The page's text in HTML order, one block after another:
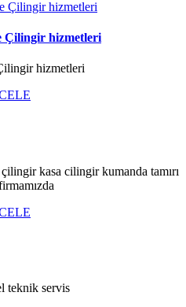
Çilingir hizmetleri
hizmetleri
kasa cilingir kumanda tamırı
teknik servis